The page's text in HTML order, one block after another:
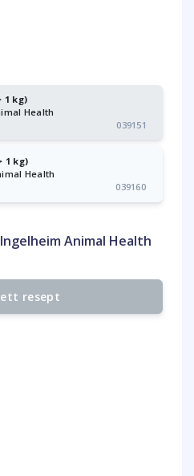
1 kg)
Health
039151
1 kg)
Health
039160
Animal Health
resept